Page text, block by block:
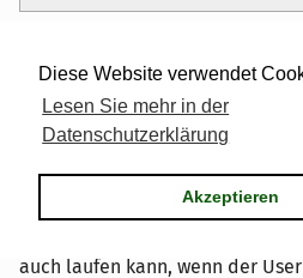
Diese Website verwendet
Lesen Sie mehr in der
Datenschutzerklärung
Akzeptieren
erstelle ich ein Verzeichnisdata
start.bashundstopp.bash
an
Die "set -o"-Einträge habe ich
für
Um den Container starten zu
ein paar User-IDs und die
auch laufen kann, wenn der